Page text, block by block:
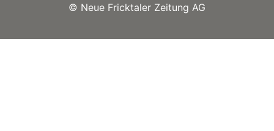
© Neue Fricktaler Zeitung AG